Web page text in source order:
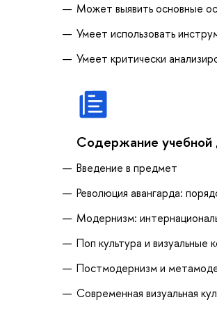
Может выявить основные
Умеет использовать
Умеет критически
Содержание учебной
Введение в предмет
Революция авангарда:
Модернизм:
Поп культура и визуальные
Постмодернизм и
Современная визуальная